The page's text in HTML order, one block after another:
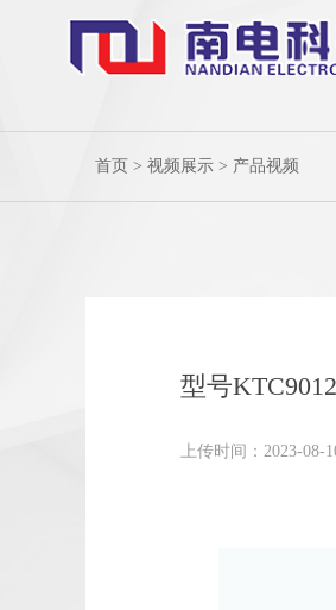
首页 > 视频展示 > 产品视频
型号
上传时间：2023-08-